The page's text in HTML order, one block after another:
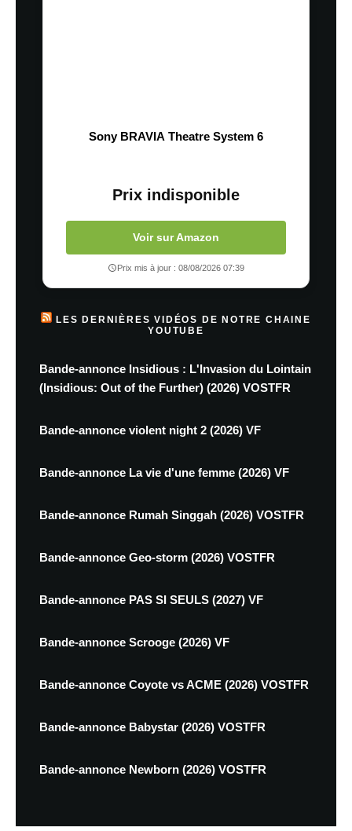
Sony BRAVIA Theatre System 6
Prix indisponible
Voir sur Amazon
Prix mis à jour : 08/08/2026 07:39
LES DERNIÈRES VIDÉOS DE NOTRE CHAINE
YOUTUBE
Bande-annonce Insidious : L'Invasion du Lointain
(Insidious: Out of the Further) (2026) VOSTFR
Bande-annonce violent night 2 (2026) VF
Bande-annonce La vie d'une femme (2026) VF
Bande-annonce Rumah Singgah (2026) VOSTFR
Bande-annonce Geo-storm (2026) VOSTFR
Bande-annonce PAS SI SEULS (2027) VF
Bande-annonce Scrooge (2026) VF
Bande-annonce Coyote vs ACME (2026) VOSTFR
Bande-annonce Babystar (2026) VOSTFR
Bande-annonce Newborn (2026) VOSTFR